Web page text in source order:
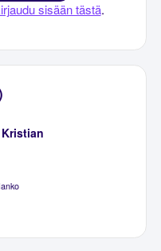
sisään tästä.